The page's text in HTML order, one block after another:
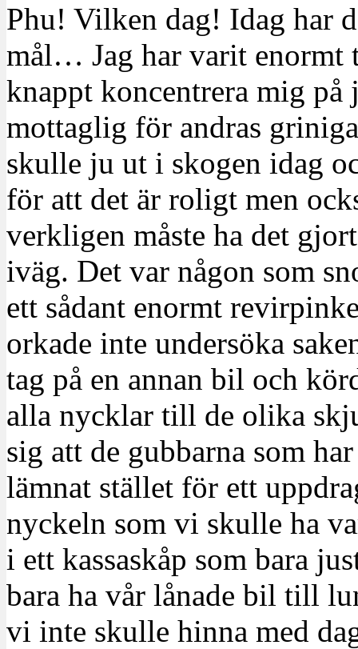
Phu! Vilken dag! Idag har
mål… Jag har varit enormt
knappt koncentrera mig
mottaglig för andras
skulle ju ut i skogen idag
för att det är roligt men
verkligen måste ha det
iväg. Det var någon som
ett sådant enormt
orkade inte undersöka
tag på en annan bil och
alla nycklar till de olika
sig att de gubbarna som
lämnat stället för ett
nyckeln som vi skulle ha
i ett kassaskåp som bara
bara ha vår lånade bil till
vi inte skulle hinna med